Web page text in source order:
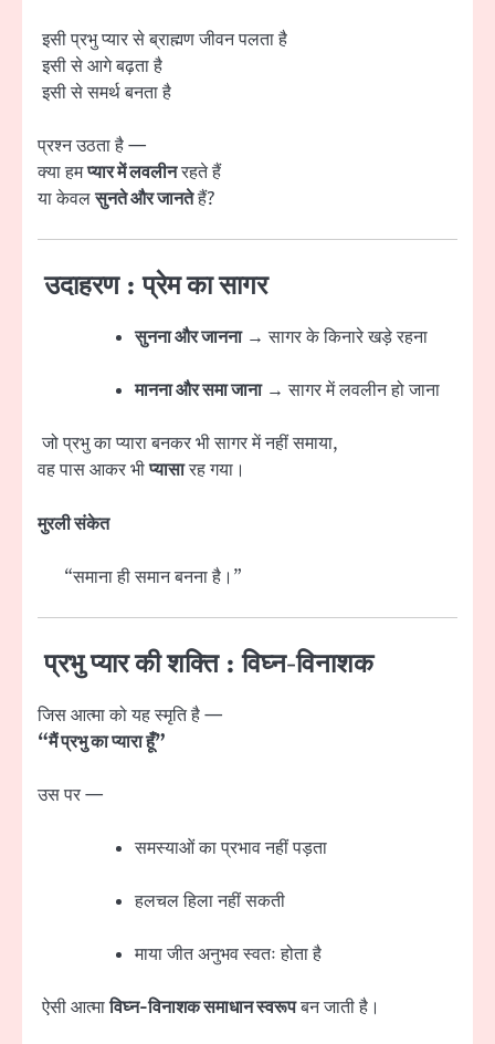
इसी प्रभु प्यार से ब्राह्मण जीवन पलता है
इसी से आगे बढ़ता है
इसी से समर्थ बनता है
प्रश्न उठता है —
क्या हमप्यार में लवलीनरहते हैं
या केवलसुनते और जानतेहैं?
उदाहरण : प्रेम का सागर
सुनना और जानना→ सागर के किनारे खड़े रहना
मानना और समा जाना→ सागर में लवलीन हो जाना
जो प्रभु का प्यारा बनकर भी सागर में नहीं समाया,
वह पास आकर भीप्यासारह गया।
मुरली संकेत
“समाना ही समान बनना है।”
प्रभु प्यार की शक्ति : विघ्न-विनाशक
जिस आत्मा को यह स्मृति है —
“मैं प्रभु का प्यारा हूँ”
उस पर —
समस्याओं का प्रभाव नहीं पड़ता
हलचल हिला नहीं सकती
माया जीत अनुभव स्वतः होता है
ऐसी आत्माविघ्न-विनाशक समाधान स्वरूपबन जाती है।